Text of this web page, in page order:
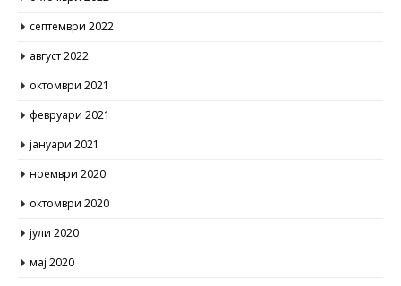
септември 2022
август 2022
октомври 2021
февруари 2021
јануари 2021
ноември 2020
октомври 2020
јули 2020
мај 2020
април 2020